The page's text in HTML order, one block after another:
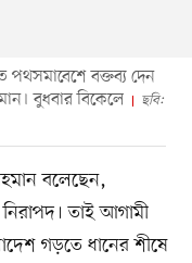
পথসমাবেশে বক্তব্য দেন
বুধবার বিকেলে
ছবি:
বলেছেন,
তাই আগামী
গড়তে ধানের শীষে